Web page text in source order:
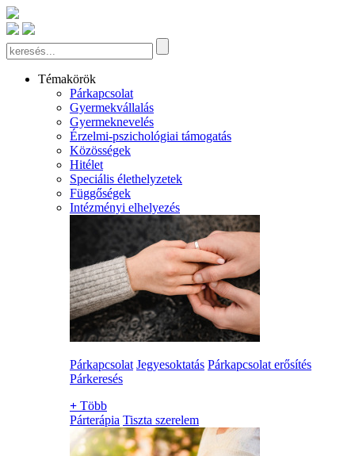
Témakörök
Párkapcsolat
Gyermekvállalás
Gyermeknevelés
Érzelmi-pszichológiai támogatás
Közösségek
Hitélet
Speciális élethelyzetek
Függőségek
Intézményi elhelyezés
Párkapcsolat Jegyesoktatás Párkapcsolat erősítés
Párkeresés
+ Több
Párterápia Tiszta szerelem